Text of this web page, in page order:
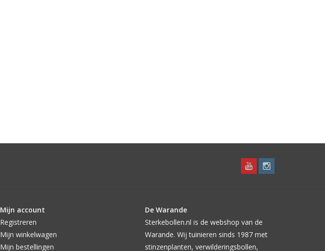
Mijn account
Registreren
Mijn winkelwagen
Mijn bestellingen
De Warande
Sterkebollen.nl is de webshop van de
Warande. Wij tuinieren sinds 1987 met
stinzenplanten, verwilderingsbollen,